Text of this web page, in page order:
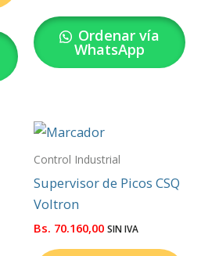
Ordenar vía
WhatsApp
Control Industrial
Supervisor de Picos CSQ
Voltron
Bs. 70.160,00 SIN IVA